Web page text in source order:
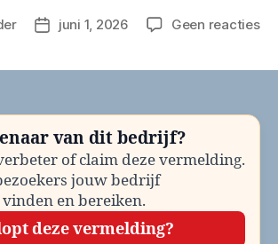
Berichtdatum
juni 1, 2026 Geen reactiesop
en
van dit bedrijf?
of claim deze vermelding.
jouw bedrijf
en bereiken.
deze vermelding?